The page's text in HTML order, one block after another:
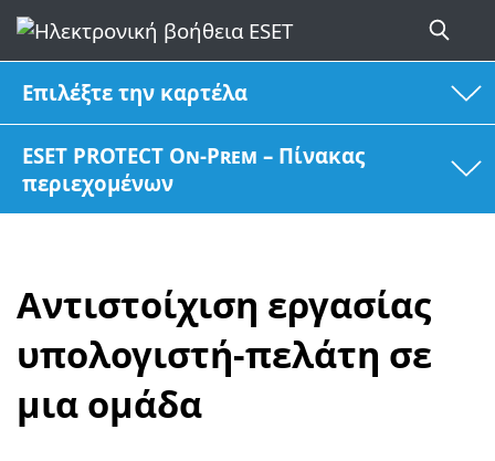
Επιλέξτε την καρτέλα
ESET PROTECT On-Prem – Πίνακας
περιεχομένων
Αντιστοίχιση εργασίας
υπολογιστή-πελάτη σε
μια ομάδα